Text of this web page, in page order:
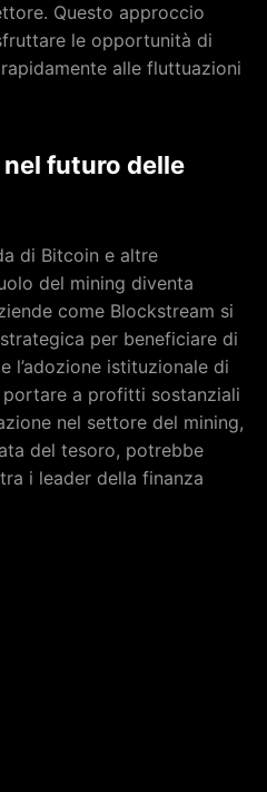
Questo approccio
le opportunità di
alle fluttuazioni
futuro delle
di Bitcoin e altre
del mining diventa
come Blockstream si
per beneficiare di
l’adozione istituzionale di
a profitti sostanziali
nel settore del mining,
del tesoro, potrebbe
i leader della finanza